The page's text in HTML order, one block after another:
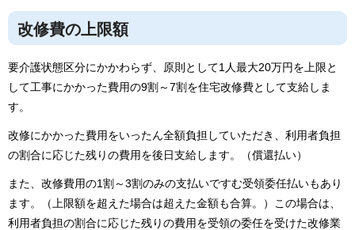
改修費の上限額
要介護状態区分にかかわらず、原則として1人最大20万円を上限と
して工事にかかった費用の9割～7割を住宅改修費として支給しま
す。
改修にかかった費用をいったん全額負担していただき、利用者負担
の割合に応じた残りの費用を後日支給します。（償還払い）
また、改修費用の1割～3割のみの支払いですむ受領委任払いもあり
ます。（上限額を超えた場合は超えた金額も合算。）この場合は、
利用者負担の割合に応じた残りの費用を受領の委任を受けた改修業